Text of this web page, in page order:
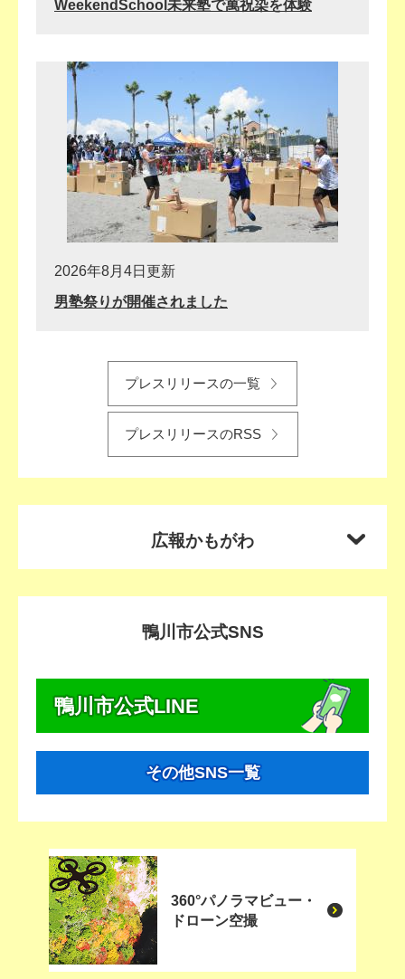
WeekendSchool未来塾で萬祝染を体験
2026年8月4日更新
男塾祭りが開催されました
プレスリリースの一覧
プレスリリースのRSS
広報かもがわ
鴨川市公式SNS
鴨川市公式LINE
その他SNS一覧
360°パノラマビュー・
ドローン空撮